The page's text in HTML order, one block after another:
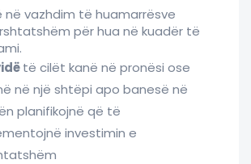
vazhdim të huamarrësve
për hua në kuadër të
të cilët kanë në pronësi ose
në një shtëpi apo banesë në
planifikojnë që të
investimin e